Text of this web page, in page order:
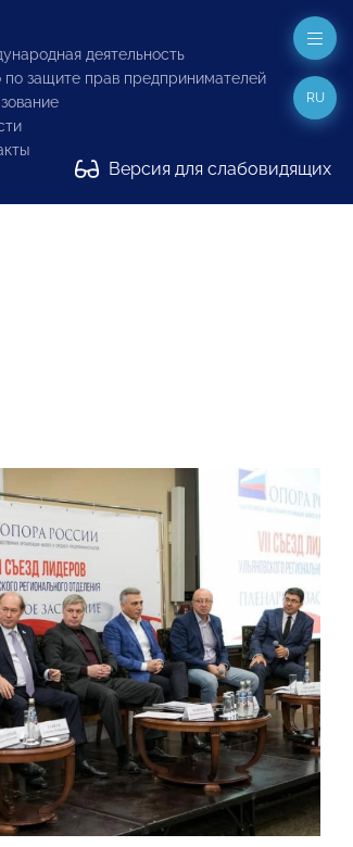
деятельность
защите прав предпринимателей
Версия для слабовидящих
RU